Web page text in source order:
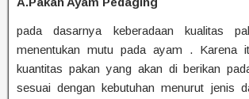
pada dasarnya keberadaan kualitas
menentukan mutu pada ayam . Karena
kuantitas pakan yang akan di berikan
sesuai dengan kebutuhan menurut jenis